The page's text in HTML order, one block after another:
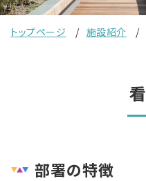
トップページ 施設紹介
部署の特徴